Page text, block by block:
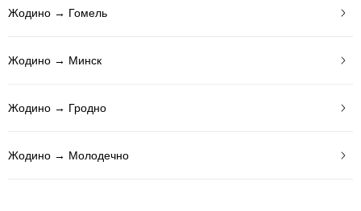
Жодино → Гомель
Жодино → Минск
Жодино → Гродно
Жодино → Молодечно